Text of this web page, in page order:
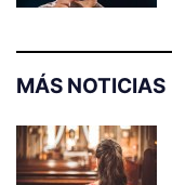
MÁS NOTICIAS